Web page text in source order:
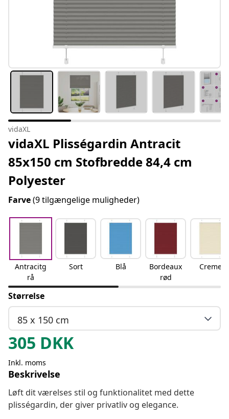
vidaXL
vidaXL Plisségardin Antracit
85x150 cm Stofbredde 84,4 cm
Polyester
Farve(9 tilgængelige muligheder)
Antracitg
rå
Sort Blå
Bordeaux
rød
Creme
Størrelse
85 x 150 cm
305 DKK
Inkl. moms
Beskrivelse
Løft dit værelses stil og funktionalitet med dette
plisségardin, der giver privatliv og elegance.